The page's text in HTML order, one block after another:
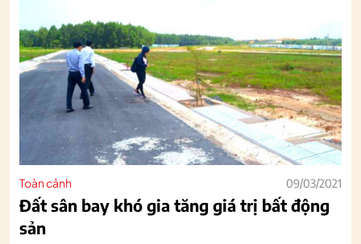
Toàn cảnh 09/03/2021
Đất sân bay khó gia tăng giá trị bất động
sản